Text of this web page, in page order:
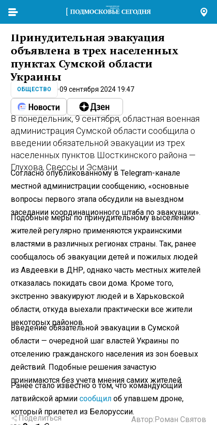
Принудительная эвакуация
объявлена в трех населенных
пунктах Сумской области
Украины
ОБЩЕСТВО 09 сентября 2024 19:47
В понедельник, 9 сентября, областная военная
администрация Сумской области сообщила о
введении обязательной эвакуации из трех
населенных пунктов Шосткинского района —
Глухова, Свессы и Эсмани.
Согласно опубликованному в Telegram-канале
местной администрации сообщению, «основные
вопросы первого этапа обсудили на выездном
заседании координационного штаба по эвакуации».
Подобные меры по принудительному выселению
жителей регулярно применяются украинскими
властями в различных регионах страны. Так, ранее
сообщалось об эвакуации детей и пожилых людей
из Авдеевки в ДНР, однако часть местных жителей
отказалась покидать свои дома. Кроме того,
экстренно эвакуируют людей и в Харьковской
области, откуда выехали практически все жители
некоторых районов.
Введение обязательной эвакуации в Сумской
области — очередной шаг властей Украины по
отселению гражданского населения из зон боевых
действий. Подобные решения зачастую
принимаются без учета мнения самих жителей.
Ранее стало известно о том, что командующий
латвийской армиисообщил об упавшем дроне,
который прилетел из Белоруссии.
Поделиться Автор: Роман Святов